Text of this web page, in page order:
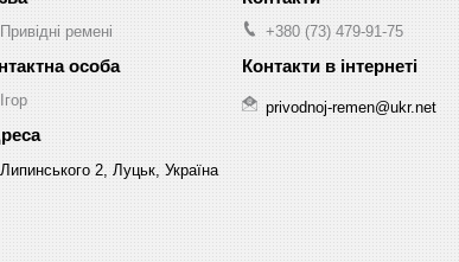
Привідні ремені
Ігор
Липинського 2, Луцьк, Україна
+380 (73) 479-91-75
privodnoj-remen@ukr.net